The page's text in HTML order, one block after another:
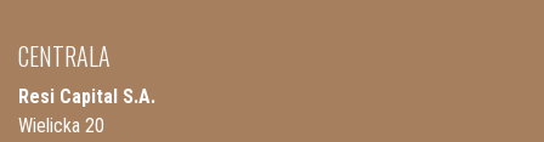
CENTRALA
Resi Capital S.A.
Wielicka 20